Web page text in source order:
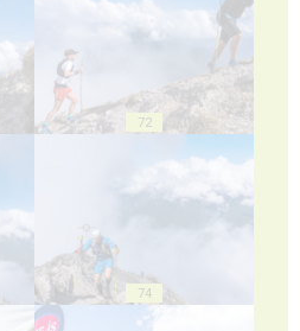
72
74